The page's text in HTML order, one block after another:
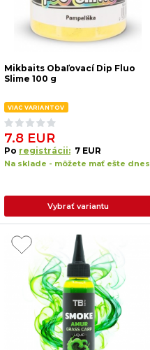
Mikbaits Obaľovací Dip Fluo
Slime 100 g
VIAC VARIANTOV
7.8 EUR
Po registrácii: 7 EUR
Na sklade - môžete mať ešte dnes
Vybrať variantu